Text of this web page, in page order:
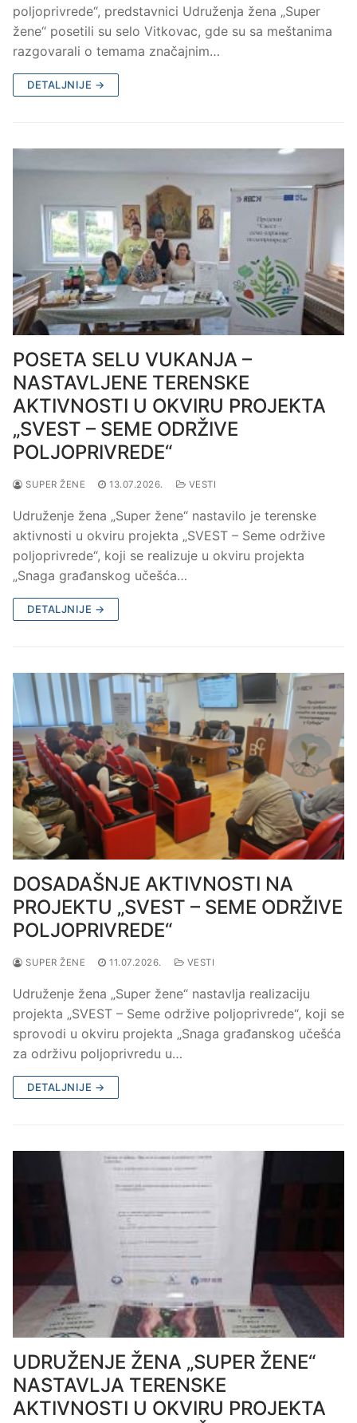
poljoprivrede“, predstavnici Udruženja žena „Super
žene“ posetili su selo Vitkovac, gde su sa meštanima
razgovarali o temama značajnim…
DETALJNIJE →
POSETA SELU VUKANJA –
NASTAVLJENE TERENSKE
AKTIVNOSTI U OKVIRU PROJEKTA
„SVEST – SEME ODRŽIVE
POLJOPRIVREDE“
SUPER ŽENE 13.07.2026. VESTI
Udruženje žena „Super žene“ nastavilo je terenske
aktivnosti u okviru projekta „SVEST – Seme održive
poljoprivrede“, koji se realizuje u okviru projekta
„Snaga građanskog učešća…
DETALJNIJE →
DOSADAŠNJE AKTIVNOSTI NA
PROJEKTU „SVEST – SEME ODRŽIVE
POLJOPRIVREDE“
SUPER ŽENE 11.07.2026. VESTI
Udruženje žena „Super žene“ nastavlja realizaciju
projekta „SVEST – Seme održive poljoprivrede“, koji se
sprovodi u okviru projekta „Snaga građanskog učešća
za održivu poljoprivredu u…
DETALJNIJE →
UDRUŽENJE ŽENA „SUPER ŽENE“
NASTAVLJA TERENSKE
AKTIVNOSTI U OKVIRU PROJEKTA